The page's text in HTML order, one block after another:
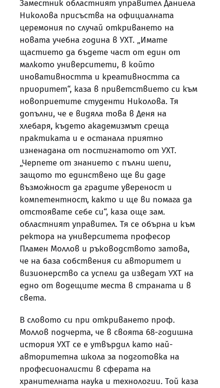
Заместник областният управител Даниела
Николова присъства на официалната
церемония по случай откриването на
новата учебна година в УХТ. „Имате
щастието да бъдете част от един от
малкото университети, в който
иновативността и креативността са
приоритет“, каза в приветствието си към
новоприетите студенти Николова. Тя
допълни, че е видяла това в Деня на
хлебаря, където академизмът среща
практиката и е останала приятно
изненадана от постигнатото от УХТ.
„Черпете от знанието с пълни шепи,
защото то единствено ще ви даде
възможност да градите увереност и
компетентност, както и ще ви помага да
отстоявате себе си“, каза още зам.
областният управител. Тя се обърна и към
ректора на университета професор
Пламен Моллов и ръководството затова,
че на база собствения си авторитет и
визионерство са успели да изведат УХТ на
едно от водещите места в страната и в
света.
В словото си при откриването проф.
Моллов подчерта, че в своята 68-годишна
история УХТ се е утвърдил като най-
авторитетна школа за подготовка на
професионалисти в сферата на
хранителната наука и технологии. Той каза